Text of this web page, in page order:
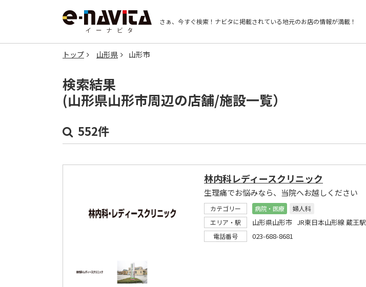
さぁ、今すぐ検索！ ナビタに掲載されている地元のお店の情報が満載！
トップ 山形県 山形市
検索結果
(山形県山形市周辺の店舗/施設一覧）
552件
林内科レディースクリニック
生理痛でお悩みなら、当院へお越しください
カテゴリー 病院・医療
婦人科
エリア・駅
山形県山形市 JR東日本山形線 蔵王駅
電話番号 023-688-8681